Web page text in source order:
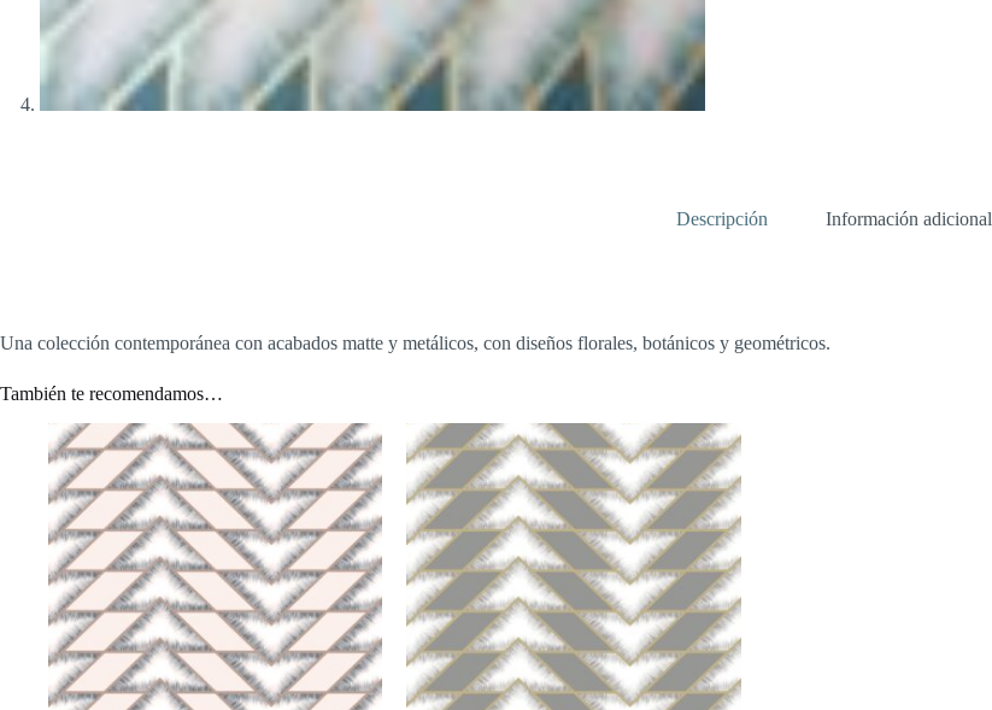
Descripción Información adicional
Una colección contemporánea con acabados matte y metálicos, con diseños florales, botánicos y geométricos.
También te recomendamos…